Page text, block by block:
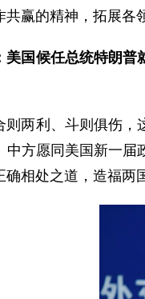
赢的精神，拓展各
美国候任总统特朗普
则两利、斗则俱伤，
中方愿同美国新一
相处之道，造福两